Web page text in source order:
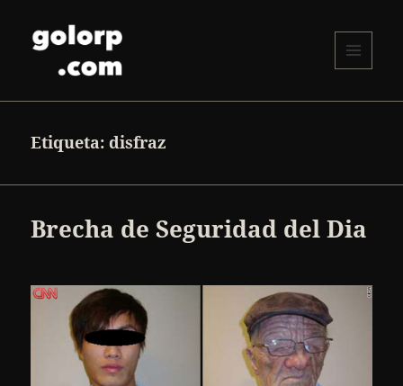
WIDGETS
Etiqueta:disfraz
Brecha de Seguridad del Dia